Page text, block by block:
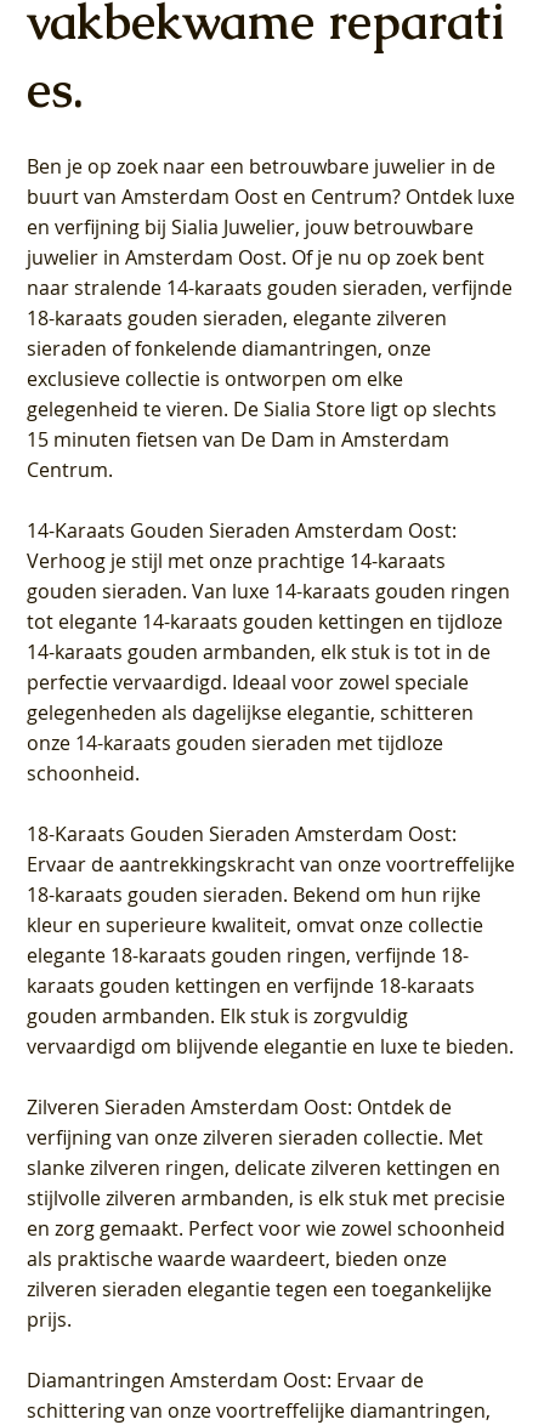
vakbekwame reparati
es.
Ben je op zoek naar een betrouwbare juwelier in de
buurt van Amsterdam Oost en Centrum? Ontdek luxe
en verfijning bij Sialia Juwelier, jouw betrouwbare
juwelier in Amsterdam Oost. Of je nu op zoek bent
naar stralende 14-karaats gouden sieraden, verfijnde
18-karaats gouden sieraden, elegante zilveren
sieraden of fonkelende diamantringen, onze
exclusieve collectie is ontworpen om elke
gelegenheid te vieren. De Sialia Store ligt op slechts
15 minuten fietsen van De Dam in Amsterdam
Centrum.
14-Karaats Gouden Sieraden Amsterdam Oost:
Verhoog je stijl met onze prachtige 14-karaats
gouden sieraden. Van luxe 14-karaats gouden ringen
tot elegante 14-karaats gouden kettingen en tijdloze
14-karaats gouden armbanden, elk stuk is tot in de
perfectie vervaardigd. Ideaal voor zowel speciale
gelegenheden als dagelijkse elegantie, schitteren
onze 14-karaats gouden sieraden met tijdloze
schoonheid.
18-Karaats Gouden Sieraden Amsterdam Oost:
Ervaar de aantrekkingskracht van onze voortreffelijke
18-karaats gouden sieraden. Bekend om hun rijke
kleur en superieure kwaliteit, omvat onze collectie
elegante 18-karaats gouden ringen, verfijnde 18-
karaats gouden kettingen en verfijnde 18-karaats
gouden armbanden. Elk stuk is zorgvuldig
vervaardigd om blijvende elegantie en luxe te bieden.
Zilveren Sieraden Amsterdam Oost: Ontdek de
verfijning van onze zilveren sieraden collectie. Met
slanke zilveren ringen, delicate zilveren kettingen en
stijlvolle zilveren armbanden, is elk stuk met precisie
en zorg gemaakt. Perfect voor wie zowel schoonheid
als praktische waarde waardeert, bieden onze
zilveren sieraden elegantie tegen een toegankelijke
prijs.
Diamantringen Amsterdam Oost: Ervaar de
schittering van onze voortreffelijke diamantringen,